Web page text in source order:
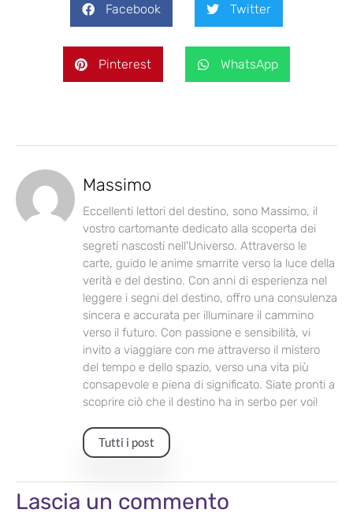
Facebook Twitter
Pinterest WhatsApp
Massimo
Eccellenti lettori del destino, sono Massimo, il
vostro cartomante dedicato alla scoperta dei
segreti nascosti nell'Universo. Attraverso le
carte, guido le anime smarrite verso la luce della
verità e del destino. Con anni di esperienza nel
leggere i segni del destino, offro una consulenza
sincera e accurata per illuminare il cammino
verso il futuro. Con passione e sensibilità, vi
invito a viaggiare con me attraverso il mistero
del tempo e dello spazio, verso una vita più
consapevole e piena di significato. Siate pronti a
scoprire ciò che il destino ha in serbo per voi!
Tutti i post
Lascia un commento